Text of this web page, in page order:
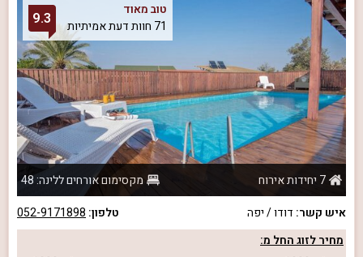
טוב מאוד
71 חוות דעת אמיתיות
9.3
7 יחידות אירוח
מקסימום אורחים ללינה: 48
איש קשר: דודו / יפה טלפון: 052-9171898
מחיר לזוג החל מ: